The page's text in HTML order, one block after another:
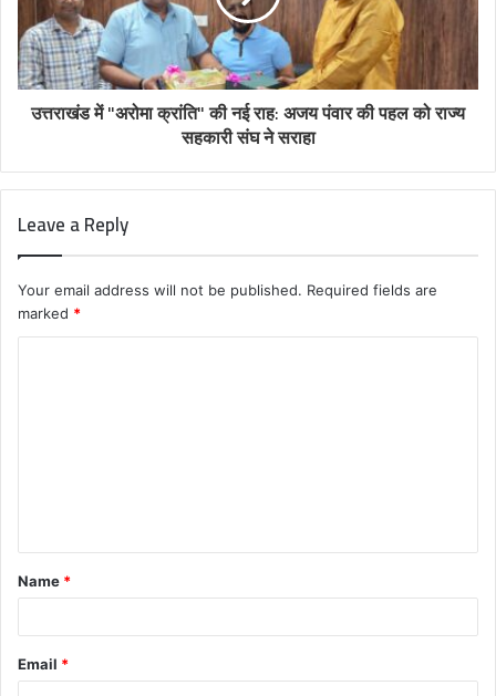
उत्तराखंड में "अरोमा क्रांति" की नई राह: अजय पंवार की पहल को राज्य
सहकारी संघ ने सराहा
Leave a Reply
Your email address will not be published. Required fields are
marked *
t
*
Name *
Email *